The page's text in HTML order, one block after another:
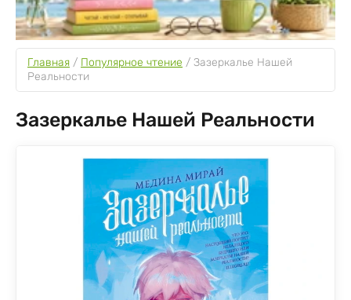
Главная / Популярное чтение / Зазеркалье Нашей
Реальности
Зазеркалье Нашей Реальности